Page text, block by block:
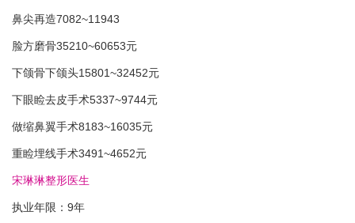
鼻尖再造7082~11943
脸方磨骨35210~60653元
下颌骨下颌头15801~32452元
下眼睑去皮手术5337~9744元
做缩鼻翼手术8183~16035元
重睑埋线手术3491~4652元
宋琳琳整形医生
执业年限：9年